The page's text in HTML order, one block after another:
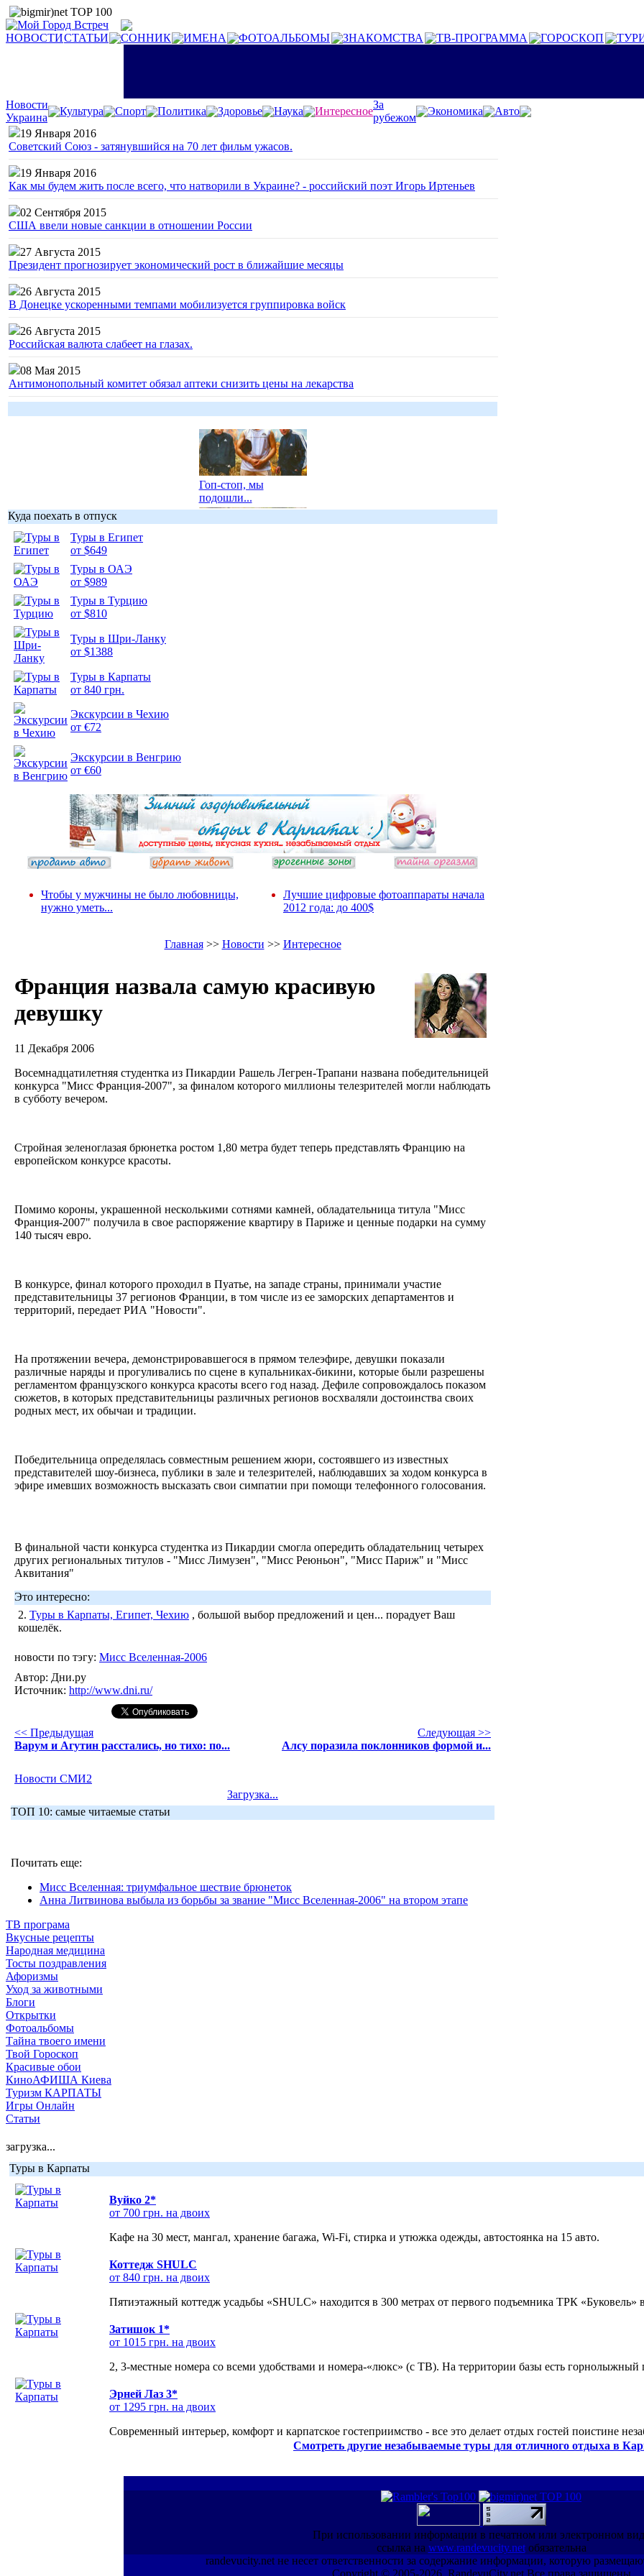
НОВОСТИСТАТЬИ СОННИК ИМЕНА ФОТОАЛЬБОМЫ ЗНАКОМСТВА ТВ-ПРОГРАММА ГОРОСКОП
Новости
Украина
Культура Спорт Политика Здоровье Наука Интересное
За
рубежом
Экономика
Авто
19 Января 2016
Советский Союз - затянувшийся на 70 лет фильм ужасов.
19 Января 2016
Как мы будем жить после всего, что натворили в Украине? - российский поэт Игорь Иртеньев
02 Сентября 2015
США ввели новые санкции в отношении России
27 Августа 2015
Президент прогнозирует экономический рост в ближайшие месяцы
26 Августа 2015
В Донецке ускоренными темпами мобилизуется группировка войск
26 Августа 2015
Российская валюта слабеет на глазах.
08 Мая 2015
Антимонопольный комитет обязал аптеки снизить цены на лекарства
Гоп-стоп, мы
подошли...
Куда поехать в отпуск
Туры в Египет
от $649
Туры в ОАЭ
от $989
Туры в Турцию
от $810
Туры в Шри-Ланку
от $1388
Туры в Карпаты
от 840 грн.
Экскурсии в Чехию
от €72
Экскурсии в Венгрию
от €60
Чтобы у мужчины не было любовницы,
нужно уметь...
Лучшие цифровые фотоаппараты начала
2012 года: до 400$
Главная>> Новости >> Интересное
Франция назвала самую красивую
девушку
11 Декабря 2006
Восемнадцатилетняя студентка из Пикардии Рашель Легрен-Трапани названа победительницей
конкурса "Мисс Франция-2007", за финалом которого миллионы телезрителей могли наблюдать
в субботу вечером.
Стройная зеленоглазая брюнетка ростом 1,80 метра будет теперь представлять Францию на
европейском конкурсе красоты.
Помимо короны, украшенной несколькими сотнями камней, обладательница титула "Мисс
Франция-2007" получила в свое распоряжение квартиру в Париже и ценные подарки на сумму
140 тысяч евро.
В конкурсе, финал которого проходил в Пуатье, на западе страны, принимали участие
представительницы 37 регионов Франции, в том числе из ее заморских департаментов и
территорий, передает РИА "Новости".
На протяжении вечера, демонстрировавшегося в прямом телеэфире, девушки показали
различные наряды и прогуливались по сцене в купальниках-бикини, которые были разрешены
регламентом французского конкурса красоты всего год назад. Дефиле сопровождалось показом
сюжетов, в которых представительницы различных регионов восхваляли достоинства своих
родных мест, их обычаи и традиции.
Победительница определялась совместным решением жюри, состоявшего из известных
представителей шоу-бизнеса, публики в зале и телезрителей, наблюдавших за ходом конкурса в
эфире имевших возможность высказать свои симпатии при помощи телефонного голосования.
В финальной части конкурса студентка из Пикардии смогла опередить обладательниц четырех
других региональных титулов - "Мисс Лимузен", "Мисс Реюньон", "Мисс Париж" и "Мисс
Аквитания"
Это интересно:
2. Туры в Карпаты, Египет, Чехию , большой выбор предложений и цен... порадует Ваш
кошелёк.
новости по тэгу: Мисс Вселенная-2006
Автор: Дни.ру
Источник: http://www.dni.ru/
<< Предыдущая
Варум и Агутин расстались, но тихо: по...
Следующая >>
Алсу поразила поклонников формой и...
Новости СМИ2
Загрузка...
ТОП 10: самые читаемые статьи
Почитать еще:
Мисс Вселенная: триумфальное шествие брюнеток
Анна Литвинова выбыла из борьбы за звание "Мисс Вселенная-2006" на втором этапе
ТВ програма
Вкусные рецепты
Народная медицина
Тосты поздравления
Афоризмы
Уход за животными
Блоги
Открытки
Фотоальбомы
Тайна твоего имени
Твой Гороскоп
Красивые обои
КиноАФИША Киева
Туризм КАРПАТЫ
Игры Онлайн
Статьи
загрузка...
Туры в Карпаты
Вуйко 2*
от 700 грн. на двоих
Кафе на 30 мест, мангал, хранение багажа, Wi-Fi, стирка и утюжка одежды, автостоянка на 15 авто.
Коттедж SHULC
от 840 грн. на двоих
Пятиэтажный коттедж усадьбы «SHULC» находится в 300 метрах от первого подъемника ТРК «Буковель»
Затишок 1*
от 1015 грн. на двоих
2, 3-местные номера со всеми удобствами и номера-«люкс» (с ТВ). На территории базы есть горнолыжный
Эрней Лаз 3*
от 1295 грн. на двоих
Современный интерьер, комфорт и карпатское гостеприимство - все это делает отдых гостей поистине
Смотреть другие незабываемые туры для отличного отдыха в
При использовании информации в печатном или электронном
ссылка на www.randevucity.netобязательна
randevucity.net не несет ответственности за содержание информации, которую
Copyright © 2005-2026, RandevuCity.net Все права защищены.